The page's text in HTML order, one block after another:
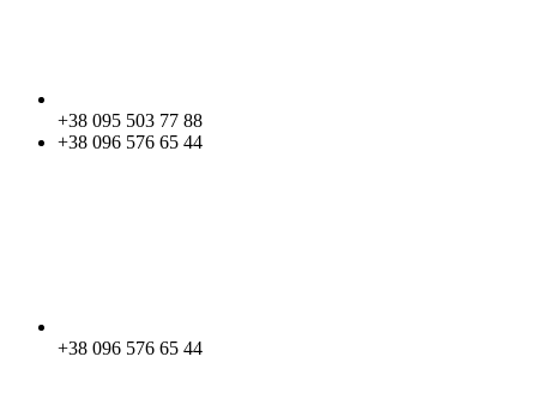
+38 095 503 77 88
+38 096 576 65 44
+38 096 576 65 44